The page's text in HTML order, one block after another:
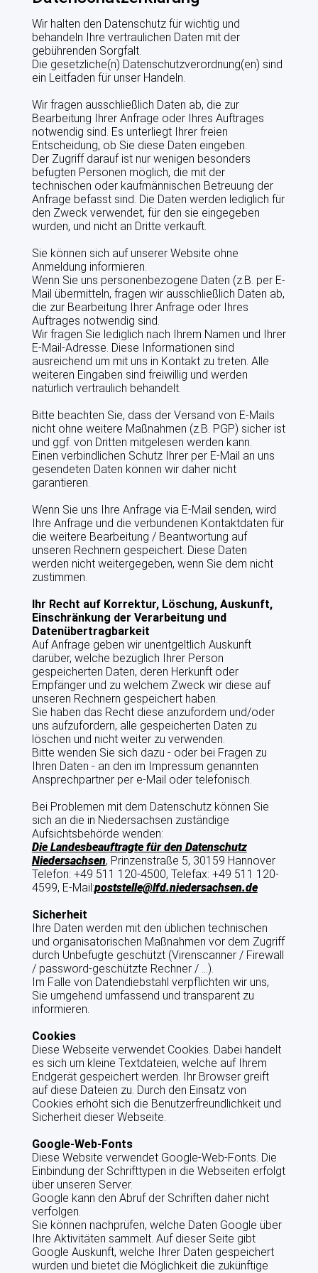
DATENSCHUTZERKLÄRUNG
PRODUKTIONSBERATUNG
BETRIEBSZWEIGAUSWERTUNGEN
FÜTTERUNG
BAU UND KLIMA
RINDERMAST
PROJEKTE IN DER VZF GMBH
QUALITÄTSMANAGEMENT
VZF PROFESSIONAL
VEREIN LEBENSMITTEL OHNE GENTECHNIK
ITW INITIATIVE TIERWOHL
Wir halten den Datenschutz für wichtig und
behandeln Ihre vertraulichen Daten mit der
gebührenden Sorgfalt.
Die gesetzliche(n) Datenschutzverordnung(en) sind
ein Leitfaden für unser Handeln.
Wir fragen ausschließlich Daten ab, die zur
Bearbeitung Ihrer Anfrage oder Ihres Auftrages
notwendig sind. Es unterliegt Ihrer freien
Entscheidung, ob Sie diese Daten eingeben.
Der Zugriff darauf ist nur wenigen besonders
befugten Personen möglich, die mit der
technischen oder kaufmännischen Betreuung der
Anfrage befasst sind. Die Daten werden lediglich für
den Zweck verwendet, für den sie eingegeben
wurden, und nicht an Dritte verkauft.
Sie können sich auf unserer Website ohne
Anmeldung informieren.
Wenn Sie uns personenbezogene Daten (z.B. per E-
Mail übermitteln, fragen wir ausschließlich Daten ab,
die zur Bearbeitung Ihrer Anfrage oder Ihres
Auftrages notwendig sind.
Wir fragen Sie lediglich nach Ihrem Namen und Ihrer
E-Mail-Adresse. Diese Informationen sind
ausreichend um mit uns in Kontakt zu treten. Alle
weiteren Eingaben sind freiwillig und werden
natürlich vertraulich behandelt.
Bitte beachten Sie, dass der Versand von E-Mails
nicht ohne weitere Maßnahmen (z.B. PGP) sicher ist
und ggf. von Dritten mitgelesen werden kann.
Einen verbindlichen Schutz Ihrer per E-Mail an uns
gesendeten Daten können wir daher nicht
garantieren.
Wenn Sie uns Ihre Anfrage via E-Mail senden, wird
Ihre Anfrage und die verbundenen Kontaktdaten für
die weitere Bearbeitung / Beantwortung auf
unseren Rechnern gespeichert. Diese Daten
werden nicht weitergegeben, wenn Sie dem nicht
zustimmen.
Ihr Recht auf Korrektur, Löschung, Auskunft,
Einschränkung der Verarbeitung und
Datenübertragbarkeit
Auf Anfrage geben wir unentgeltlich Auskunft
darüber, welche bezüglich Ihrer Person
gespeicherten Daten, deren Herkunft oder
Empfänger und zu welchem Zweck wir diese auf
unseren Rechnern gespeichert haben.
Sie haben das Recht diese anzufordern und/oder
uns aufzufordern, alle gespeicherten Daten zu
löschen und nicht weiter zu verwenden.
Bitte wenden Sie sich dazu - oder bei Fragen zu
Ihren Daten - an den im Impressum genannten
Ansprechpartner per e-Mail oder telefonisch.
Bei Problemen mit dem Datenschutz können Sie
sich an die in Niedersachsen zuständige
Aufsichtsbehörde wenden:
Die Landesbeauftragte für den Datenschutz
Niedersachsen, Prinzenstraße 5, 30159 Hannover
Telefon: +49 511 120-4500, Telefax: +49 511 120-
4599, E-Mail:poststelle@lfd.niedersachsen.de
Sicherheit
Ihre Daten werden mit den üblichen technischen
und organisatorischen Maßnahmen vor dem Zugriff
durch Unbefugte geschützt (Virenscanner / Firewall
/ password-geschützte Rechner / ...).
Im Falle von Datendiebstahl verpflichten wir uns,
Sie umgehend umfassend und transparent zu
informieren.
Cookies
Diese Webseite verwendet Cookies. Dabei handelt
es sich um kleine Textdateien, welche auf Ihrem
Endgerät gespeichert werden. Ihr Browser greift
auf diese Dateien zu. Durch den Einsatz von
Cookies erhöht sich die Benutzerfreundlichkeit und
Sicherheit dieser Webseite.
Google-Web-Fonts
Diese Website verwendet Google-Web-Fonts. Die
Einbindung der Schrifttypen in die Webseiten erfolgt
über unseren Server.
Google kann den Abruf der Schriften daher nicht
verfolgen.
Sie können nachprüfen, welche Daten Google über
Ihre Aktivitäten sammelt. Auf dieser Seite gibt
Google Auskunft, welche Ihrer Daten gespeichert
wurden und bietet die Möglichkeit die zukünftige